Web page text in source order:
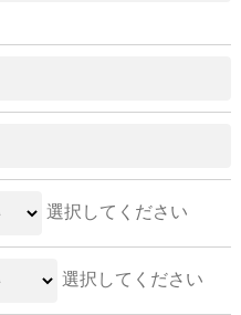
選択してください
選択してください